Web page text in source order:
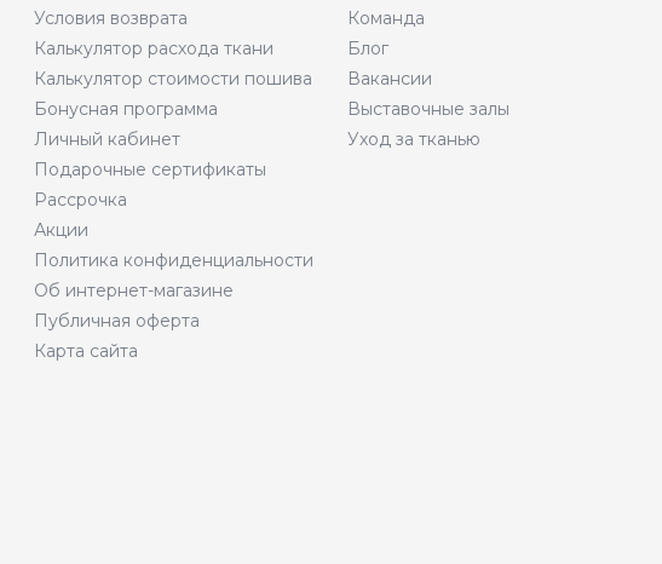
Условия возврата
Калькулятор расхода ткани
Калькулятор стоимости пошива
Бонусная программа
Личный кабинет
Подарочные сертификаты
Рассрочка
Акции
Политика конфиденциальности
Об интернет-магазине
Публичная оферта
Карта сайта
Команда
Блог
Вакансии
Выставочные залы
Уход за тканью